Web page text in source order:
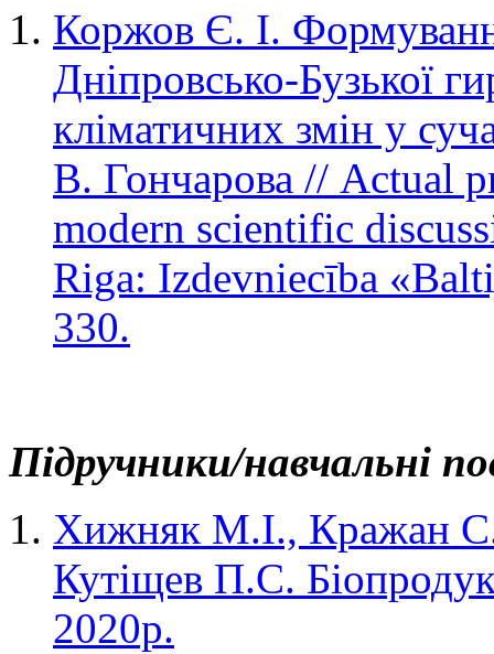
Коржов Є. І.
Дніпровсько-Бузької
кліматичних змін у
В. Гончарова // Actual
modern scientific
Riga: Izdevniecība
330.
Підручники/навчальні
Хижняк М.І., Кражан
Кутіщев П.С.
2020р.